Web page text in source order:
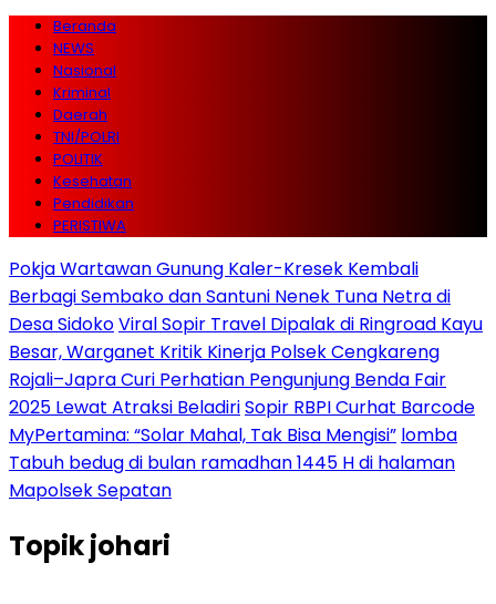
Beranda
NEWS
Nasional
Kriminal
Daerah
TNI/POLRI
POLITIK
Kesehatan
Pendidikan
PERISTIWA
Pokja Wartawan Gunung Kaler-Kresek Kembali
Berbagi Sembako dan Santuni Nenek Tuna Netra di
Desa SidokoViral Sopir Travel Dipalak di Ringroad Kayu
Besar, Warganet Kritik Kinerja Polsek Cengkareng
Rojali–Japra Curi Perhatian Pengunjung Benda Fair
2025 Lewat Atraksi BeladiriSopir RBPI Curhat Barcode
MyPertamina: “Solar Mahal, Tak Bisa Mengisi” lomba
Tabuh bedug di bulan ramadhan 1445 H di halaman
Mapolsek Sepatan
Topikjohari